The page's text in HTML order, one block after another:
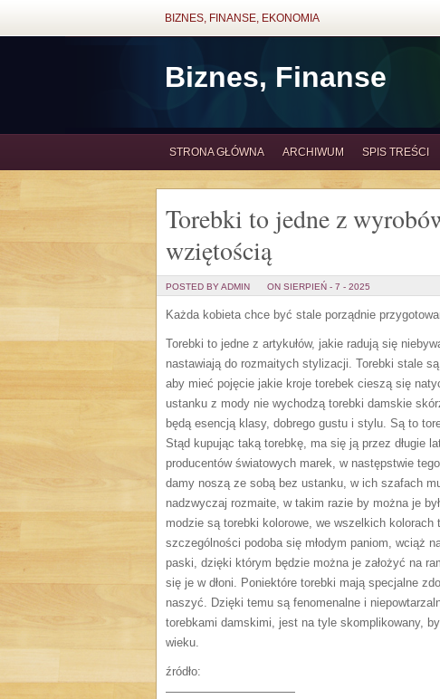
BIZNES, FINANSE, EKONOMIA
Biznes, Finanse
STRONA GŁÓWNA ARCHIWUM SPIS TREŚCI
Torebki to jedne z
wziętością
POSTED BY ADMIN ON SIERPIEŃ - 7 - 2025
Każda kobieta chce być stale porządnie
Torebki to jedne z artykułów, jakie radują się
nastawiają do rozmaitych stylizacji. Torebki stale
aby mieć pojęcie jakie kroje torebek cieszą się
ustanku z mody nie wychodzą torebki damskie
będą esencją klasy, dobrego gustu i stylu. Są to
Stąd kupując taką torebkę, ma się ją przez długie
producentów światowych marek, w następstwie
damy noszą ze sobą bez ustanku, w ich szafach
nadzwyczaj rozmaite, w takim razie by można je
modzie są torebki kolorowe, we wszelkich
szczególności podoba się młodym paniom, wciąż
paski, dzięki którym będzie można je założyć na
się je w dłoni. Poniektóre torebki mają specjalne
naszyć. Dzięki temu są fenomenalne i
torebkami damskimi, jest na tyle skomplikowany,
wieku.
źródło:
———————————